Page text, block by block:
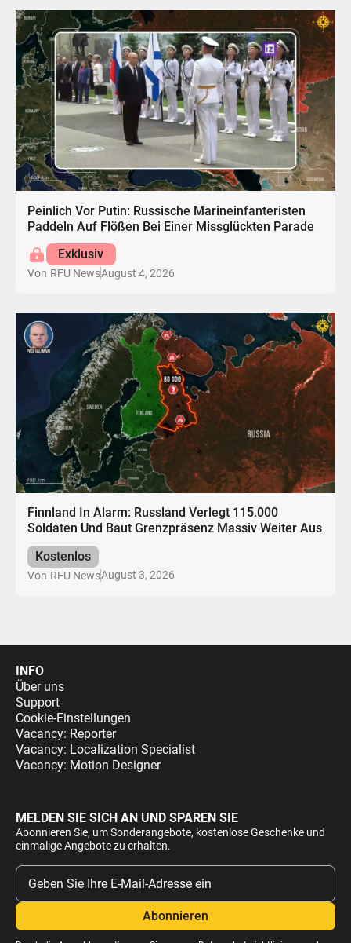
Peinlich Vor Putin: Russische Marineinfanteristen
Paddeln Auf Flößen Bei Einer Missglückten Parade
Exklusiv
Von RFU NewsAugust 4, 2026
Finnland In Alarm: Russland Verlegt 115.000
Soldaten Und Baut Grenzpräsenz Massiv Weiter Aus
Kostenlos
Von RFU NewsAugust 3, 2026
INFO
Über uns
Support
Cookie-Einstellungen
Vacancy: Reporter
Vacancy: Localization Specialist
Vacancy: Motion Designer
MELDEN SIE SICH AN UND SPAREN SIE
Abonnieren Sie, um Sonderangebote, kostenlose Geschenke und
einmalige Angebote zu erhalten.